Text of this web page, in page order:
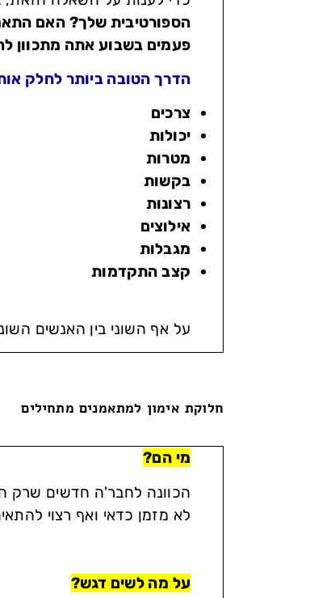
הספורטיבית שלך? האם
פעמים בשבוע אתה מתכוון
הדרך הטובה ביותר לחלק
צרכים
יכולות
מטרות
בקשות
רצונות
אילוצים
מגבלות
קצב התקדמות
על אף השוני בין האנשים
חלוקת אימון למתאמנים מתחילים
מי הם?
הכוונה לחבר'ה חדשים שרק
לא מזמן כדאי ואף רצוי
על מה לשים דגש?